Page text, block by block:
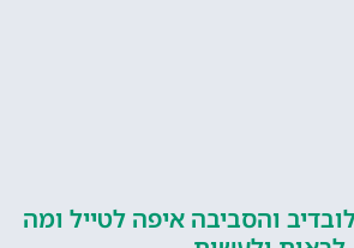
והסביבה איפה לטייל ומה